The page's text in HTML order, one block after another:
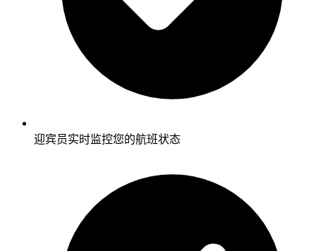
迎宾员实时监控您的航班状态